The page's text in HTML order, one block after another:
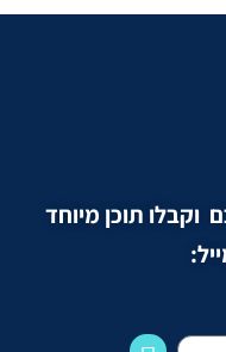
וקבלו תוכן מיוחד